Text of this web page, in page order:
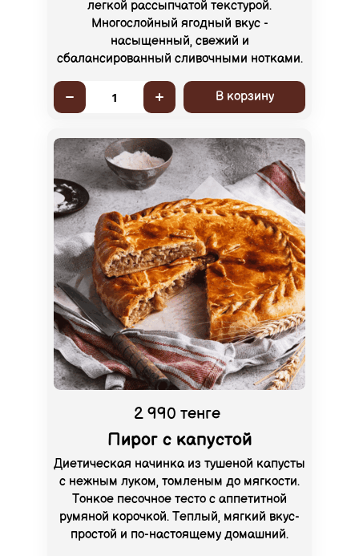
легкой рассыпчатой текстурой.
Многослойный ягодный вкус -
насыщенный, свежий и
сбалансированный сливочными нотками.
1 В корзину
2 990 тенге
Пирог с капустой
Диетическая начинка из тушеной капусты
с нежным луком, томленым до мягкости.
Тонкое песочное тесто с аппетитной
румяной корочкой. Теплый, мягкий вкус-
простой и по-настоящему домашний.